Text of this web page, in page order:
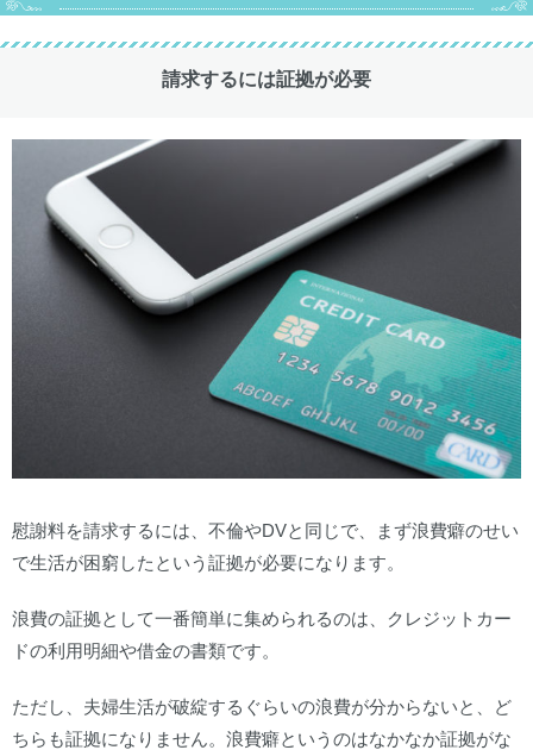
請求するには証拠が必要
慰謝料を請求するには、不倫やDVと同じで、まず浪費癖のせい
で生活が困窮したという証拠が必要になります。
浪費の証拠として一番簡単に集められるのは、クレジットカー
ドの利用明細や借金の書類です。
ただし、夫婦生活が破綻するぐらいの浪費が分からないと、ど
ちらも証拠になりません。浪費癖というのはなかなか証拠がな